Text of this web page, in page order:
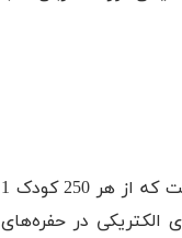
تاکی کاردی فوق بطنی (SVT) شایع‌ترین علت ضربان غیرطبیعی قلب کودکان است که از هر 250 کودک 1
الکتریکی در حفره‌های